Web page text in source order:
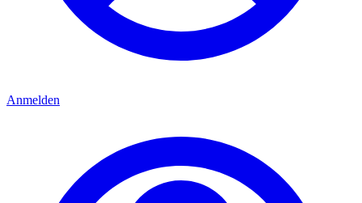
Anmelden